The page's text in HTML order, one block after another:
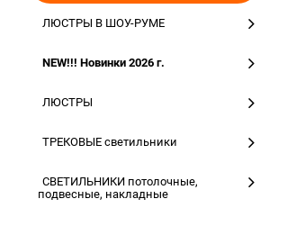
ЛЮСТРЫ В ШОУ-РУМЕ
NEW!!! Новинки 2026 г.
ЛЮСТРЫ
ТРЕКОВЫЕ светильники
СВЕТИЛЬНИКИ потолочные,
подвесные, накладные